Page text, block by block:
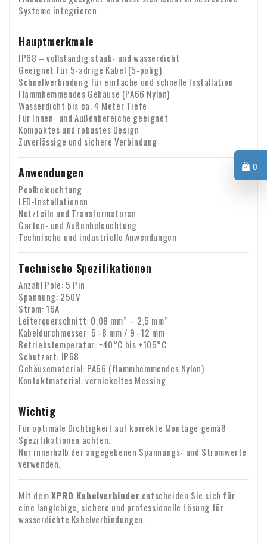
0
berechnen wir keine Mehrwertsteuer auf der Rechnung. Ihre
überprüft. Funktioniert Ihre Umsatzsteuer-
Identifikationsnummer nicht? Bitte kontaktieren Sie uns in
diesem Fall.
Bei Fragen zum Versand oder zu anderen Themen können Sie
sich jederzeit unverbindlich per E-Mail an uns wenden:
info@xpropool.com
Systeme integrieren.
Hauptmerkmale
IP68 – vollständig staub- und wasserdicht
Geeignet für 5-adrige Kabel (5-polig)
Schnellverbindung für einfache und schnelle Installation
Flammhemmendes Gehäuse (PA66 Nylon)
Wasserdicht bis ca. 4 Meter Tiefe
Für Innen- und Außenbereiche geeignet
Kompaktes und robustes Design
Zuverlässige und sichere Verbindung
Anwendungen
Poolbeleuchtung
LED-Installationen
Netzteile und Transformatoren
Garten- und Außenbeleuchtung
Technische und industrielle Anwendungen
Technische Spezifikationen
Anzahl Pole: 5 Pin
Spannung: 250V
Strom: 16A
Leiterquerschnitt: 0,08 mm² – 2,5 mm²
Kabeldurchmesser: 5–8 mm / 9–12 mm
Betriebstemperatur: −40°C bis +105°C
Schutzart: IP68
Gehäusematerial: PA66 (flammhemmendes Nylon)
Kontaktmaterial: vernickeltes Messing
Wichtig
Für optimale Dichtigkeit auf korrekte Montage gemäß
Spezifikationen achten.
Nur innerhalb der angegebenen Spannungs- und Stromwerte
verwenden.
Mit demXPRO Kabelverbinder entscheiden Sie sich für
eine langlebige, sichere und professionelle Lösung für
wasserdichte Kabelverbindungen.